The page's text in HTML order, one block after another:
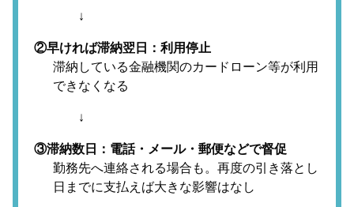
↓
②早ければ滞納翌日：利用停止
滞納している金融機関のカードローン等が利用
できなくなる
↓
③滞納数日：電話・メール・郵便などで督促
勤務先へ連絡される場合も。再度の引き落とし
日までに支払えば大きな影響はなし